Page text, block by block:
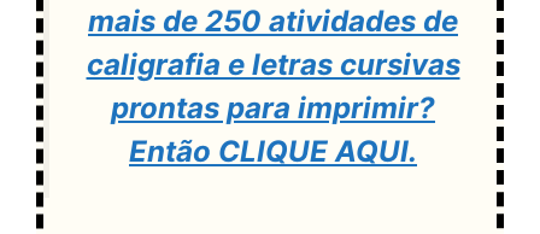
mais de 250 atividades de
caligrafia e letras cursivas
prontas para imprimir?
Então CLIQUE AQUI.